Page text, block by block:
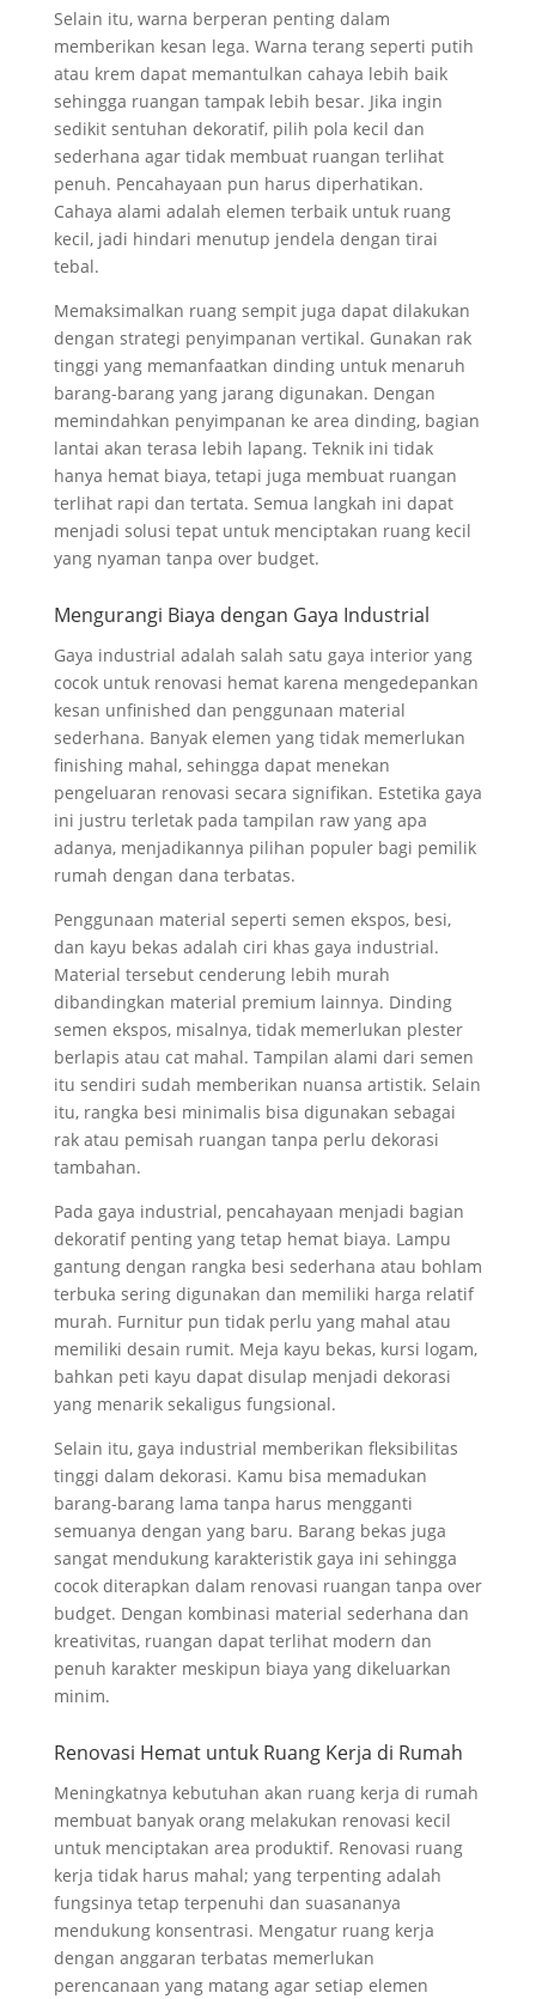
Selain itu, warna berperan penting dalam
memberikan kesan lega. Warna terang seperti putih
atau krem dapat memantulkan cahaya lebih baik
sehingga ruangan tampak lebih besar. Jika ingin
sedikit sentuhan dekoratif, pilih pola kecil dan
sederhana agar tidak membuat ruangan terlihat
penuh. Pencahayaan pun harus diperhatikan.
Cahaya alami adalah elemen terbaik untuk ruang
kecil, jadi hindari menutup jendela dengan tirai
tebal.
Memaksimalkan ruang sempit juga dapat dilakukan
dengan strategi penyimpanan vertikal. Gunakan rak
tinggi yang memanfaatkan dinding untuk menaruh
barang-barang yang jarang digunakan. Dengan
memindahkan penyimpanan ke area dinding, bagian
lantai akan terasa lebih lapang. Teknik ini tidak
hanya hemat biaya, tetapi juga membuat ruangan
terlihat rapi dan tertata. Semua langkah ini dapat
menjadi solusi tepat untuk menciptakan ruang kecil
yang nyaman tanpa over budget.
Mengurangi Biaya dengan Gaya Industrial
Gaya industrial adalah salah satu gaya interior yang
cocok untuk renovasi hemat karena mengedepankan
kesan unfinished dan penggunaan material
sederhana. Banyak elemen yang tidak memerlukan
finishing mahal, sehingga dapat menekan
pengeluaran renovasi secara signifikan. Estetika gaya
ini justru terletak pada tampilan raw yang apa
adanya, menjadikannya pilihan populer bagi pemilik
rumah dengan dana terbatas.
Penggunaan material seperti semen ekspos, besi,
dan kayu bekas adalah ciri khas gaya industrial.
Material tersebut cenderung lebih murah
dibandingkan material premium lainnya. Dinding
semen ekspos, misalnya, tidak memerlukan plester
berlapis atau cat mahal. Tampilan alami dari semen
itu sendiri sudah memberikan nuansa artistik. Selain
itu, rangka besi minimalis bisa digunakan sebagai
rak atau pemisah ruangan tanpa perlu dekorasi
tambahan.
Pada gaya industrial, pencahayaan menjadi bagian
dekoratif penting yang tetap hemat biaya. Lampu
gantung dengan rangka besi sederhana atau bohlam
terbuka sering digunakan dan memiliki harga relatif
murah. Furnitur pun tidak perlu yang mahal atau
memiliki desain rumit. Meja kayu bekas, kursi logam,
bahkan peti kayu dapat disulap menjadi dekorasi
yang menarik sekaligus fungsional.
Selain itu, gaya industrial memberikan fleksibilitas
tinggi dalam dekorasi. Kamu bisa memadukan
barang-barang lama tanpa harus mengganti
semuanya dengan yang baru. Barang bekas juga
sangat mendukung karakteristik gaya ini sehingga
cocok diterapkan dalam renovasi ruangan tanpa over
budget. Dengan kombinasi material sederhana dan
kreativitas, ruangan dapat terlihat modern dan
penuh karakter meskipun biaya yang dikeluarkan
minim.
Renovasi Hemat untuk Ruang Kerja di Rumah
Meningkatnya kebutuhan akan ruang kerja di rumah
membuat banyak orang melakukan renovasi kecil
untuk menciptakan area produktif. Renovasi ruang
kerja tidak harus mahal; yang terpenting adalah
fungsinya tetap terpenuhi dan suasananya
mendukung konsentrasi. Mengatur ruang kerja
dengan anggaran terbatas memerlukan
perencanaan yang matang agar setiap elemen